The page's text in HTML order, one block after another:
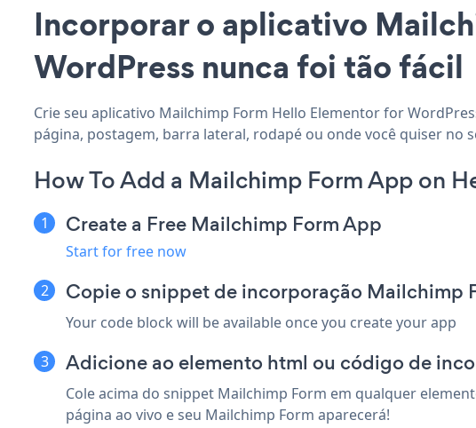
Incorporar o aplicativo
WordPress nunca foi tão fácil
Crie seu aplicativo Mailchimp Form Hello Elementor for
página, postagem, barra lateral, rodapé ou onde você quiser no
How To Add a Mailchimp Form App on
Create a Free Mailchimp Form App
Start for free now
Copie o snippet de incorporação Mailchimp
Your code block will be available once you create your app
Adicione ao elemento html ou código de
Cole acima do snippet Mailchimp Form em qualquer
página ao vivo e seu Mailchimp Form aparecerá!